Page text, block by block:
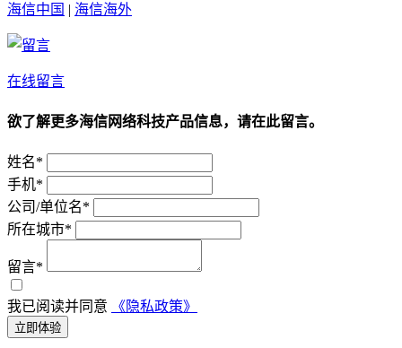
海信中国 | 海信海外
在线留言
欲了解更多海信网络科技产品信息，请在此留言。
姓名*
手机*
公司/单位名*
所在城市*
留言*
我已阅读并同意 《隐私政策》
立即体验